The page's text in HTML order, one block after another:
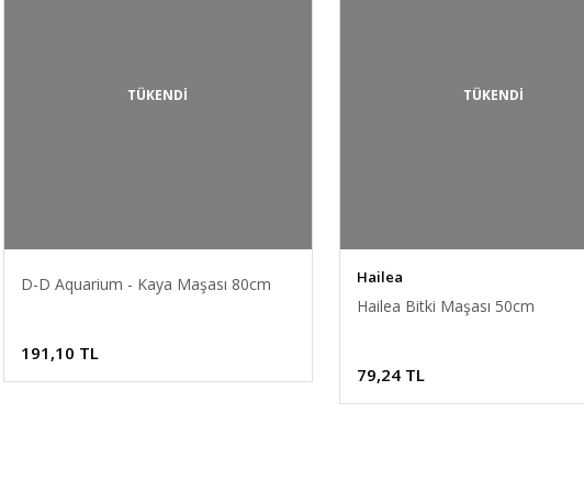
TÜKENDİ
D-D Aquarium - Kaya Maşası 80cm
191,10 TL
TÜKENDİ
Hailea
Hailea Bitki Maşası 50cm
79,24 TL